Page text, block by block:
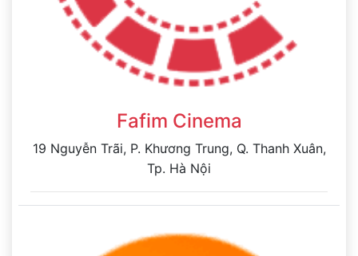
Fafim Cinema
19 Nguyễn Trãi, P. Khương Trung, Q. Thanh Xuân,
Tp. Hà Nội